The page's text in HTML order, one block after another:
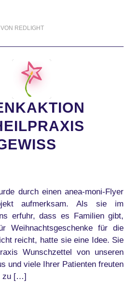
VON REDLIGHT
durch einen anea-moni-Flyer
aufmerksam. Als sie im
erfuhr, dass es Familien gibt,
Weihnachtsgeschenke für die
reicht, hatte sie eine Idee. Sie
Wunschzettel von unseren
und viele Ihrer Patienten freuten
zu […]